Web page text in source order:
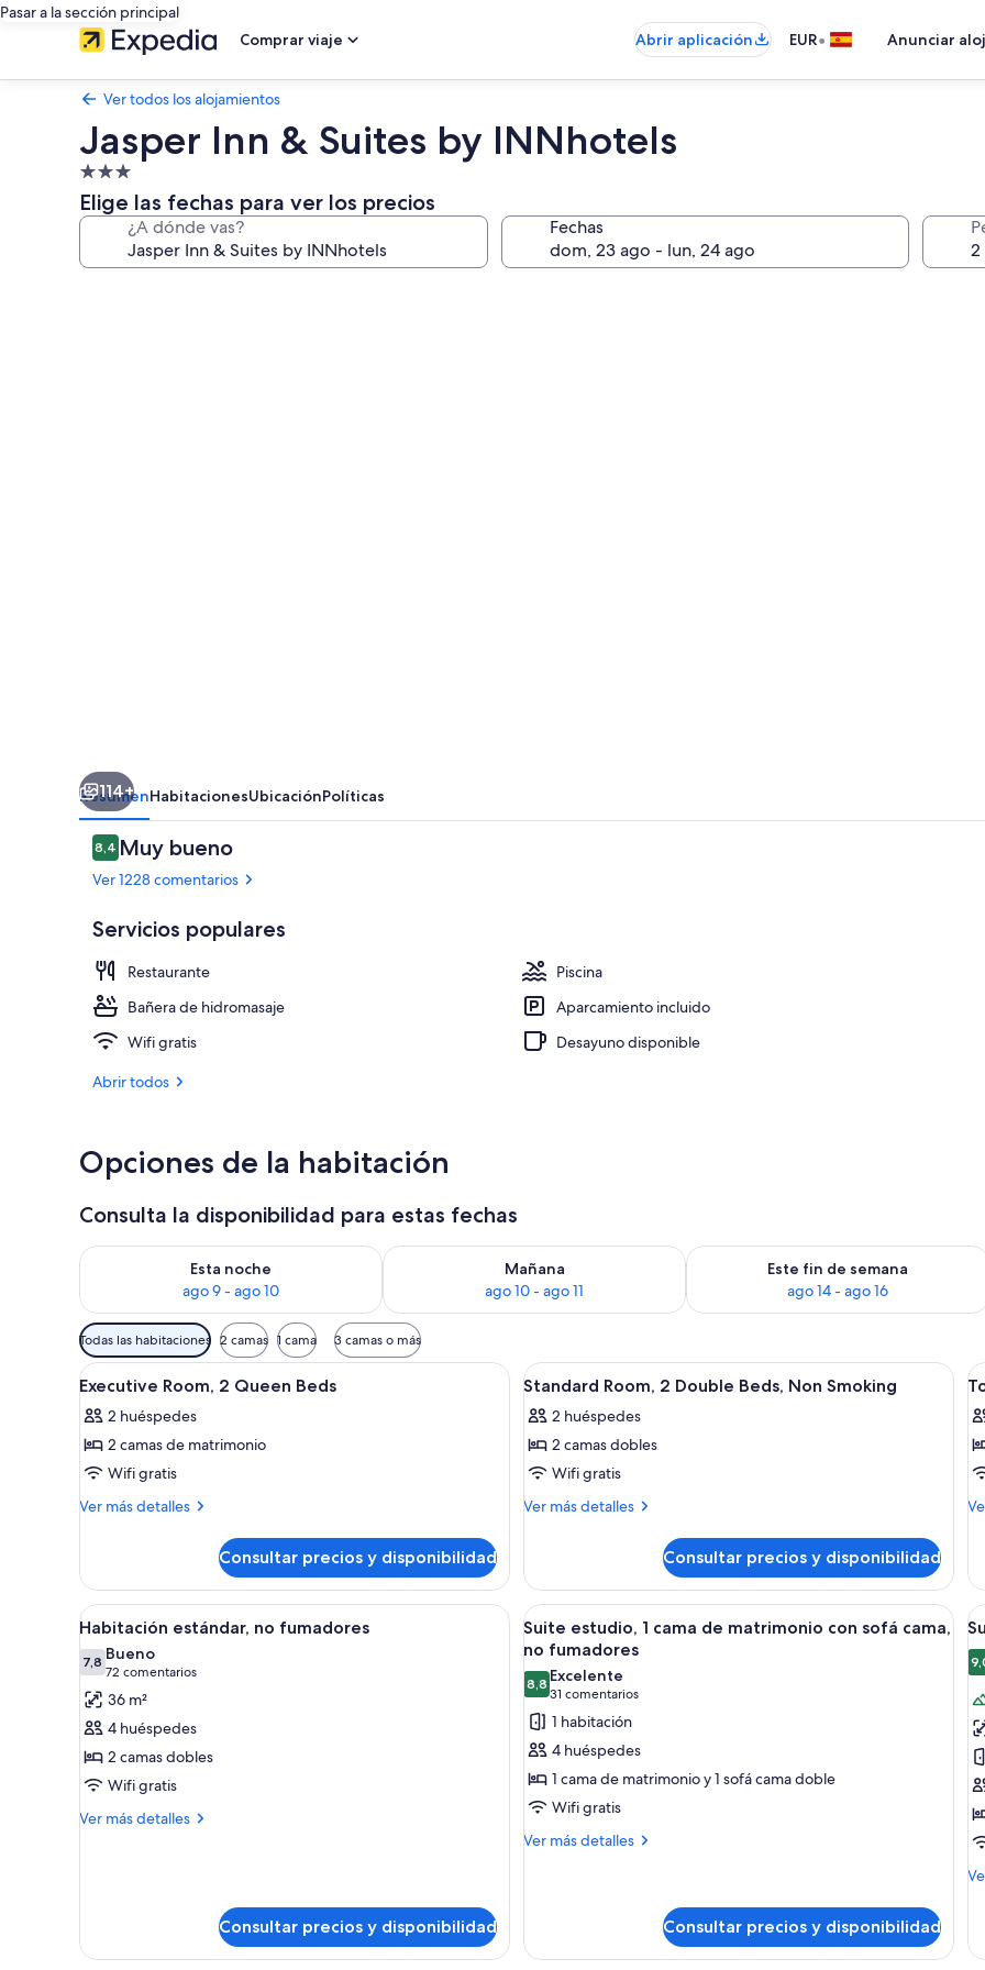
Pasar a la sección principal
Comprar viaje
Abrir aplicación EUR• Anunciar
Ver todos los alojamientos
Jasper Inn & Suites by INNhotels
Alojamiento
de
3.0 estrellas
Elige las fechas para ver los precios
¿A dónde vas? Fechas
Loft
114+
ResumenHabitacionesUbicaciónPolíticas
Comentarios
8,48,4 de 10
Muy bueno
Ver 1228 comentarios
Servicios populares
Restaurante
Piscina
Bañera de hidromasaje
Aparcamiento incluido
Wifi gratis
Desayuno disponible
Abrir todos
Opciones de la habitación
Consulta la disponibilidad para estas fechas
Esta noche
ago 9 - ago 10
Consulta la disponibilidad para esta noche, ago 9 - ago 10
Mañana
ago 10 - ago 11
Consulta la disponibilidad para mañana, ago 10 - ago 11
Este fin de semana
ago 14 - ago 16
Consulta la disponibilidad para este
Filtros
disponibles
para
habitaciones
Todas las habitaciones 2 camas 1 cama 3 camas o más
Abrir
todas
las
fotos
de
Executive
Queen
Beds
Una habitación de hotel con dos camas, un escritorio, una silla y un banco.
5
Executive Room, 2 Queen Beds
2 huéspedes
2 camas de matrimonio
Wifi gratis
Ver más detalles
Más
Room,
Queen
Beds
Consultar precios y disponibilidad
Abrir
todas
las
fotos
de
Standard
Double
Beds,
Non
Smoking
Una habitación de hotel con
5
Standard Room, 2 Double Beds, Non Smoking
2 huéspedes
2 camas dobles
Wifi gratis
Ver más detalles
Más
Room,
Double
Beds,
Smoking
Consultar precios y disponibilidad
Abrir
todas
las
fotos
de
Habitación
estándar,
no
fumadores
Una habitación de hotel con dos camas, un escritorio, una silla, un televisor y un ventanal con cortinas.
4
Habitación estándar, no fumadores
7,87,8 de 10
Bueno
72 comentarios
(72 comentarios)
36 m²
4 huéspedes
2 camas dobles
Wifi gratis
Ver más detalles
Más
Consultar precios y disponibilidad
Abrir
todas
las
fotos
de
Suite
estudio,
1
cama
de
cama,
Una sala moderna con sofá, mesa de
5
Suite estudio, 1 cama de matrimonio con sofá cama,
no fumadores
8,88,8 de 10
Excelente
31 comentarios
(31 comentarios)
1 habitación
4 huéspedes
1 cama de matrimonio y 1 sofá cama doble
Wifi gratis
Ver más detalles
Más
cama
Consultar precios y disponibilidad
1